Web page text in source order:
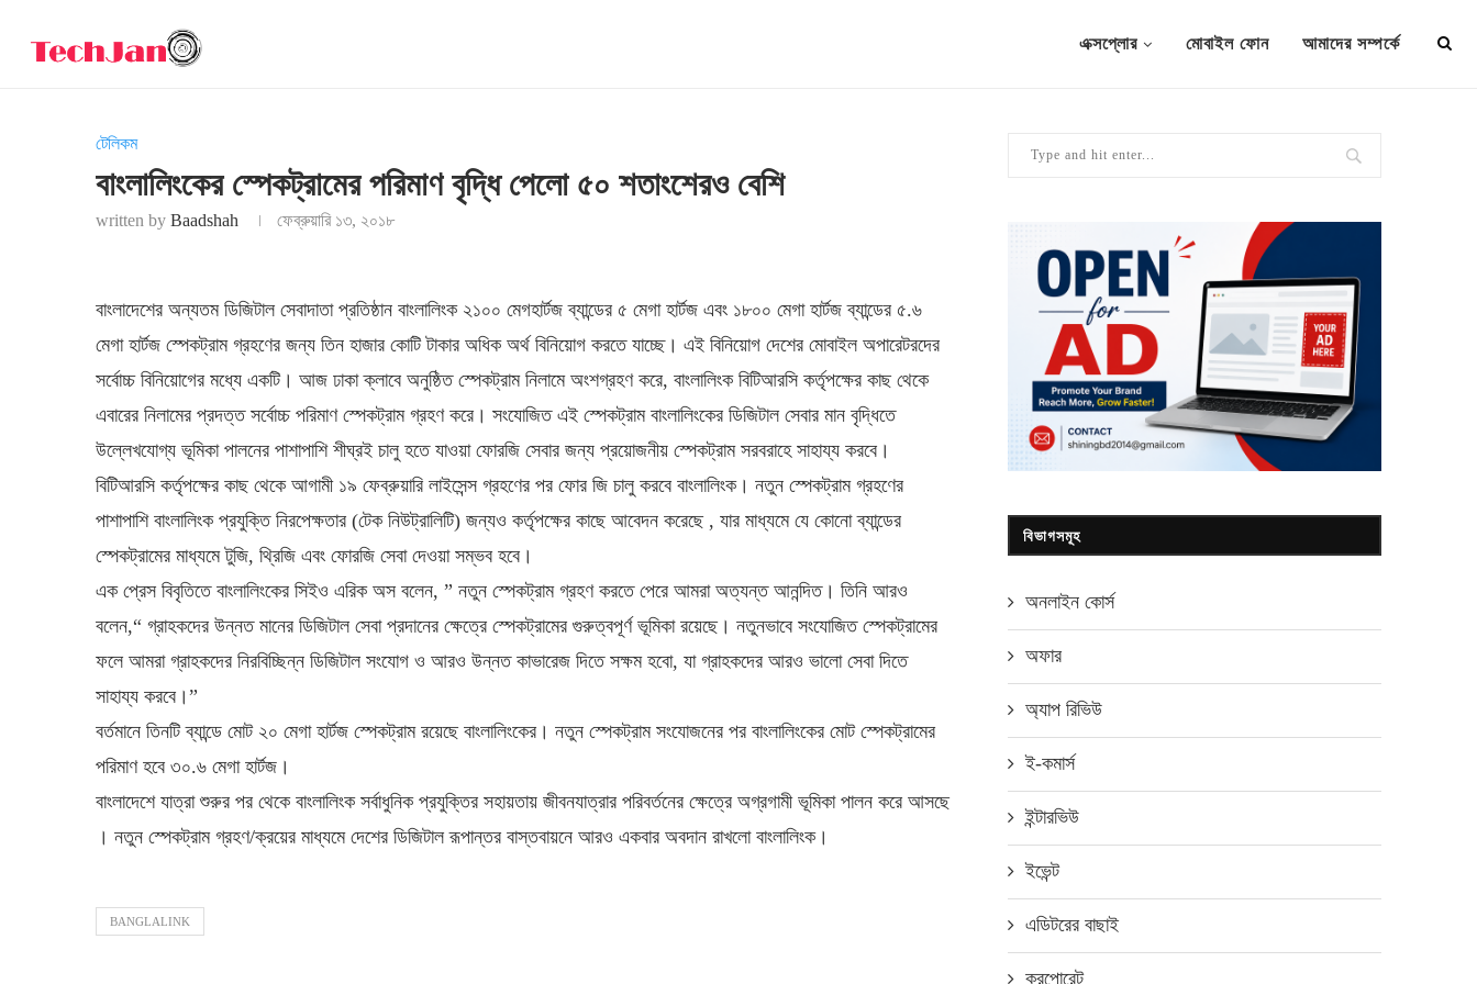
এক্সপ্লোর মোবাইল ফোন আমাদের সম্পর্কে
টেলিকম
বাংলালিংকের স্পেকট্রামের পরিমাণ বৃদ্ধি পেলো ৫০ শতাংশেরও বেশি
written by Baadshah ফেব্রুয়ারি ১৩, ২০১৮
বাংলাদেশের অন্যতম ডিজিটাল সেবাদাতা প্রতিষ্ঠান বাংলালিংক ২১০০ মেগহার্টজ ব্যান্ডের ৫ মেগা হার্টজ এবং ১৮০০ মেগা হার্টজ ব্যান্ডের ৫.৬
মেগা হার্টজ স্পেকট্রাম গ্রহণের জন্য তিন হাজার কোটি টাকার অধিক অর্থ বিনিয়োগ করতে যাচ্ছে। এই বিনিয়োগ দেশের মোবাইল অপারেটরদের
সর্বোচ্চ বিনিয়োগের মধ্যে একটি। আজ ঢাকা ক্লাবে অনুষ্ঠিত স্পেকট্রাম নিলামে অংশগ্রহণ করে, বাংলালিংক বিটিআরসি কর্তৃপক্ষের কাছ থেকে
এবারের নিলামের প্রদত্ত সর্বোচ্চ পরিমাণ স্পেকট্রাম গ্রহণ করে। সংযোজিত এই স্পেকট্রাম বাংলালিংকের ডিজিটাল সেবার মান বৃদ্ধিতে
উল্লেখযোগ্য ভূমিকা পালনের পাশাপাশি শীঘ্রই চালু হতে যাওয়া ফোরজি সেবার জন্য প্রয়োজনীয় স্পেকট্রাম সরবরাহে সাহায্য করবে।
বিটিআরসি কর্তৃপক্ষের কাছ থেকে আগামী ১৯ ফেব্রুয়ারি লাইসেন্স গ্রহণের পর ফোর জি চালু করবে বাংলালিংক। নতুন স্পেকট্রাম গ্রহণের
পাশাপাশি বাংলালিংক প্রযুক্তি নিরপেক্ষতার (টেক নিউট্রালিটি) জন্যও কর্তৃপক্ষের কাছে আবেদন করেছে , যার মাধ্যমে যে কোনো ব্যান্ডের
স্পেকট্রামের মাধ্যমে টুজি, থ্রিজি এবং ফোরজি সেবা দেওয়া সম্ভব হবে।
এক প্রেস বিবৃতিতে বাংলালিংকের সিইও এরিক অস বলেন, ” নতুন স্পেকট্রাম গ্রহণ করতে পেরে আমরা অত্যন্ত আনন্দিত। তিনি আরও
বলেন,“ গ্রাহকদের উন্নত মানের ডিজিটাল সেবা প্রদানের ক্ষেত্রে স্পেকট্রামের গুরুত্বপূর্ণ ভূমিকা রয়েছে। নতুনভাবে সংযোজিত স্পেকট্রামের
ফলে আমরা গ্রাহকদের নিরবিচ্ছিন্ন ডিজিটাল সংযোগ ও আরও উন্নত কাভারেজ দিতে সক্ষম হবো, যা গ্রাহকদের আরও ভালো সেবা দিতে
সাহায্য করবে।”
বর্তমানে তিনটি ব্যান্ডে মোট ২০ মেগা হার্টজ স্পেকট্রাম রয়েছে বাংলালিংকের। নতুন স্পেকট্রাম সংযোজনের পর বাংলালিংকের মোট স্পেকট্রামের
পরিমাণ হবে ৩০.৬ মেগা হার্টজ।
বাংলাদেশে যাত্রা শুরুর পর থেকে বাংলালিংক সর্বাধুনিক প্রযুক্তির সহায়তায় জীবনযাত্রার পরিবর্তনের ক্ষেত্রে অগ্রগামী ভূমিকা পালন করে আসছে
। নতুন স্পেকট্রাম গ্রহণ/ক্রয়ের মাধ্যমে দেশের ডিজিটাল রূপান্তর বাস্তবায়নে আরও একবার অবদান রাখলো বাংলালিংক।
BANGLALINK
বিভাগসমূহ
অনলাইন কোর্স
অফার
অ্যাপ রিভিউ
ই-কমার্স
ইন্টারভিউ
ইভেন্ট
এডিটরের বাছাই
করপোরেট